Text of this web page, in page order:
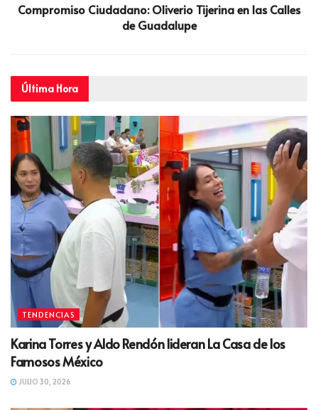
Compromiso Ciudadano: Oliverio Tijerina en las Calles
de Guadalupe
Última Hora
TENDENCIAS
Karina Torres y Aldo Rendón lideran La Casa de los
Famosos México
JULIO 30, 2026